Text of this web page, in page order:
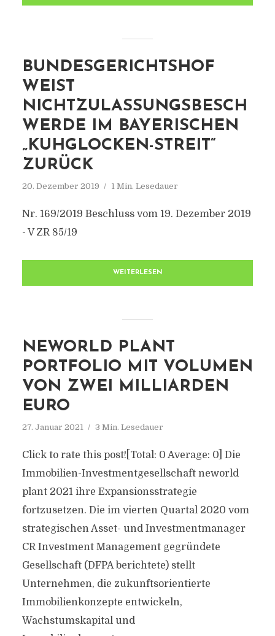
BUNDESGERICHTSHOF
WEIST
NICHTZULASSUNGSBESCH
WERDE IM BAYERISCHEN
„KUHGLOCKEN-STREIT“
ZURÜCK
20. Dezember 2019 1 Min. Lesedauer
Nr. 169/2019 Beschluss vom 19. Dezember 2019
- V ZR 85/19
WEITERLESEN
NEWORLD PLANT
PORTFOLIO MIT VOLUMEN
VON ZWEI MILLIARDEN
EURO
27. Januar 2021 3 Min. Lesedauer
Click to rate this post![Total: 0 Average: 0] Die
Immobilien-Investmentgesellschaft neworld
plant 2021 ihre Expansionsstrategie
fortzusetzen. Die im vierten Quartal 2020 vom
strategischen Asset- und Investmentmanager
CR Investment Management gegründete
Gesellschaft (DFPA berichtete) stellt
Unternehmen, die zukunftsorientierte
Immobilienkonzepte entwickeln,
Wachstumskapital und